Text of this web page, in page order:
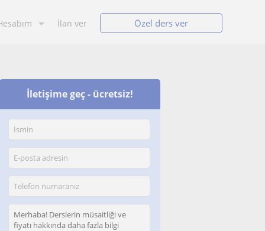
İlan ver Özel ders ver
İletişime geç - ücretsiz!